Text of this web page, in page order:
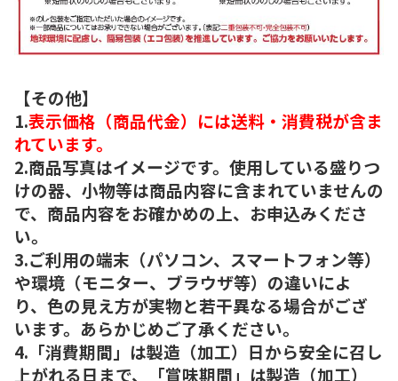
【その他】
1.表示価格（商品代金）には送料・消費税が含ま
れています。
2.商品写真はイメージです。使用している盛りつ
けの器、小物等は商品内容に含まれていませんの
で、商品内容をお確かめの上、お申込みくださ
い。
3.ご利用の端末（パソコン、スマートフォン等）
や環境（モニター、ブラウザ等）の違いによ
り、色の見え方が実物と若干異なる場合がござ
います。あらかじめご了承ください。
4.「消費期間」は製造（加工）日から安全に召し
上がれる日まで、「賞味期間」は製造（加工）